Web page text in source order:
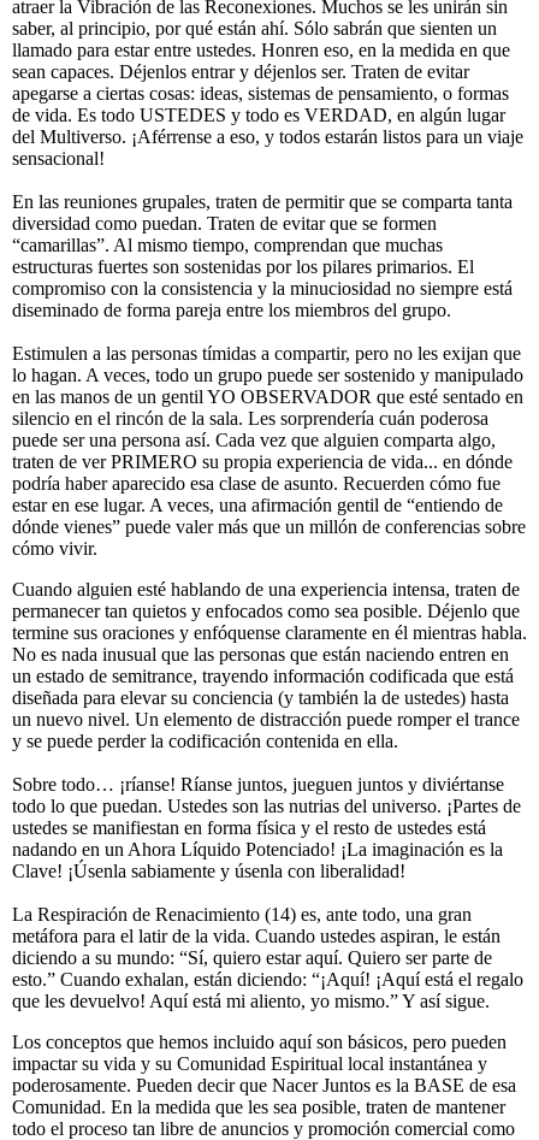
atraer la Vibración de las Reconexiones. Muchos se les unirán sin
saber, al principio, por qué están ahí. Sólo sabrán que sienten un
llamado para estar entre ustedes. Honren eso, en la medida en que
sean capaces. Déjenlos entrar y déjenlos ser. Traten de evitar
apegarse a ciertas cosas: ideas, sistemas de pensamiento, o formas
de vida. Es todo USTEDES y todo es VERDAD, en algún lugar
del Multiverso. ¡Aférrense a eso, y todos estarán listos para un viaje
sensacional!
En las reuniones grupales, traten de permitir que se comparta tanta
diversidad como puedan. Traten de evitar que se formen
“camarillas”. Al mismo tiempo, comprendan que muchas
estructuras fuertes son sostenidas por los pilares primarios. El
compromiso con la consistencia y la minuciosidad no siempre está
diseminado de forma pareja entre los miembros del grupo.
Estimulen a las personas tímidas a compartir, pero no les exijan que
lo hagan. A veces, todo un grupo puede ser sostenido y manipulado
en las manos de un gentil YO OBSERVADOR que esté sentado en
silencio en el rincón de la sala. Les sorprendería cuán poderosa
puede ser una persona así. Cada vez que alguien comparta algo,
traten de ver PRIMERO su propia experiencia de vida... en dónde
podría haber aparecido esa clase de asunto. Recuerden cómo fue
estar en ese lugar. A veces, una afirmación gentil de “entiendo de
dónde vienes” puede valer más que un millón de conferencias sobre
cómo vivir.
Cuando alguien esté hablando de una experiencia intensa, traten de
permanecer tan quietos y enfocados como sea posible. Déjenlo que
termine sus oraciones y enfóquense claramente en él mientras habla.
No es nada inusual que las personas que están naciendo entren en
un estado de semitrance, trayendo información codificada que está
diseñada para elevar su conciencia (y también la de ustedes) hasta
un nuevo nivel. Un elemento de distracción puede romper el trance
y se puede perder la codificación contenida en ella.
Sobre todo… ¡ríanse! Ríanse juntos, jueguen juntos y diviértanse
todo lo que puedan. Ustedes son las nutrias del universo. ¡Partes de
ustedes se manifiestan en forma física y el resto de ustedes está
nadando en un Ahora Líquido Potenciado! ¡La imaginación es la
Clave! ¡Úsenla sabiamente y úsenla con liberalidad!
La Respiración de Renacimiento (14) es, ante todo, una gran
metáfora para el latir de la vida. Cuando ustedes aspiran, le están
diciendo a su mundo: “Sí, quiero estar aquí. Quiero ser parte de
esto.” Cuando exhalan, están diciendo: “¡Aquí! ¡Aquí está el regalo
que les devuelvo! Aquí está mi aliento, yo mismo.” Y así sigue.
Los conceptos que hemos incluido aquí son básicos, pero pueden
impactar su vida y su Comunidad Espiritual local instantánea y
poderosamente. Pueden decir que Nacer Juntos es la BASE de esa
Comunidad. En la medida que les sea posible, traten de mantener
todo el proceso tan libre de anuncios y promoción comercial como